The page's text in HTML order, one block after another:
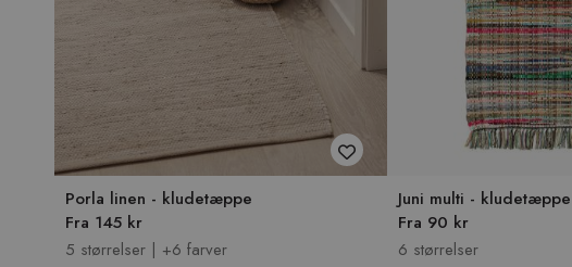
Porla linen - kludetæppe
Fra 145 kr
5 størrelser | +6 farver
Juni multi - kludetæppe
Fra 90 kr
6 størrelser